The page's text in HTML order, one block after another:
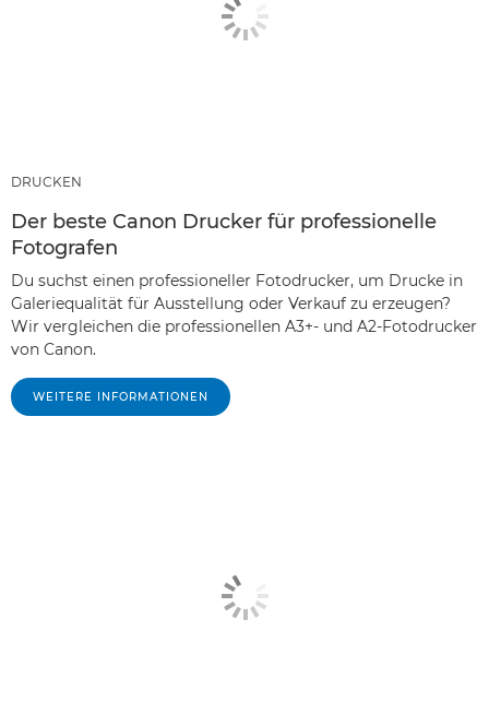
DRUCKEN
Der beste Canon Drucker für professionelle
Fotografen
Du suchst einen professioneller Fotodrucker, um Drucke in
Galeriequalität für Ausstellung oder Verkauf zu erzeugen?
Wir vergleichen die professionellen A3+- und A2-Fotodrucker
von Canon.
WEITERE INFORMATIONEN